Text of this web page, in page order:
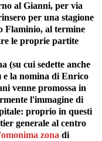
al Gianni, per via
per una stagione
Flaminio, al termine
le proprie partite
(su cui sedette anche
la nomina di Enrico
venne promossa in
l'immagine di
proprio in questi
generale al centro
zona di